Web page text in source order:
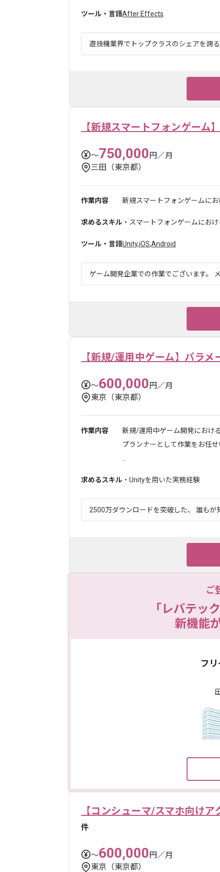
ツール・言語After Effects
遊技機業界でトップクラスのシェアを誇
【新規スマートフォンゲーム
〜750,000円／月
三田（東京都）
作業内容 新規スマートフォンゲームに
求めるスキル ・スマートフォンゲームにお
ツール・言語Unity,iOS,Android
ゲーム開発企業での作業でございます。
【新規/運用中ゲーム】パラメ
〜600,000円／月
東京（東京都）
作業内容
新規/運用中ゲーム開発におけ
プランナーとして作業をお任
求めるスキル ・Unityを用いた実務経験
2500万ダウンロードを突破した、 誰もが
ご
「レバテッ
新機能
フ
【コンシューマ/スマホ向け
件
〜600,000円／月
東京（東京都）